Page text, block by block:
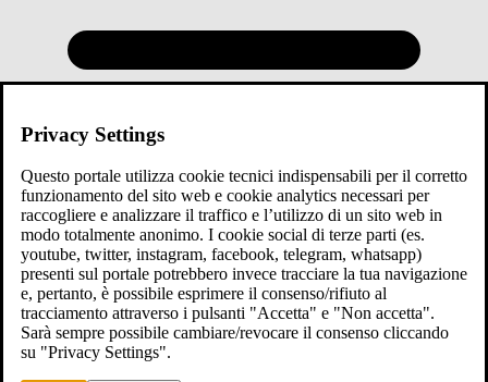
Privacy Settings
Questo portale utilizza cookie tecnici indispensabili per il corretto
funzionamento del sito web e cookie analytics necessari per
raccogliere e analizzare il traffico e l’utilizzo di un sito web in
modo totalmente anonimo. I cookie social di terze parti (es.
youtube, twitter, instagram, facebook, telegram, whatsapp)
presenti sul portale potrebbero invece tracciare la tua navigazione
e, pertanto, è possibile esprimere il consenso/rifiuto al
tracciamento attraverso i pulsanti "Accetta" e "Non accetta".
Sarà sempre possibile cambiare/revocare il consenso cliccando
su "Privacy Settings".